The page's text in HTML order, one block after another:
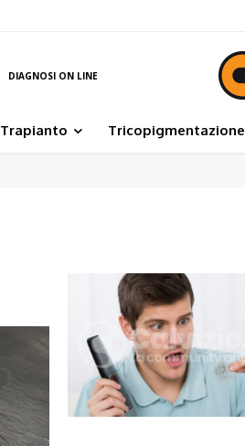
DIAGNOSI ON LINE
Trapianto Tricopigmentazione